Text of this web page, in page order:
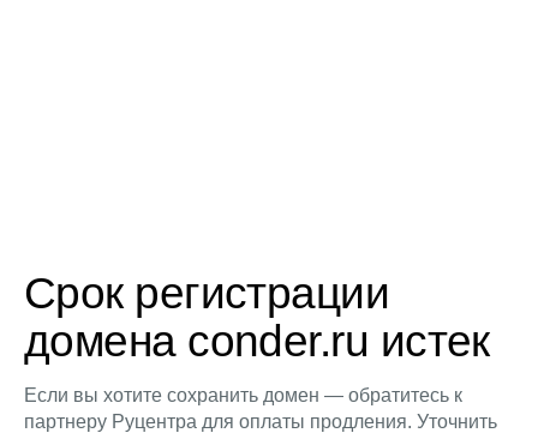
Срок регистрации
домена conder.ru истек
Если вы хотите сохранить домен — обратитесь к
партнеру Руцентра для оплаты продления. Уточнить